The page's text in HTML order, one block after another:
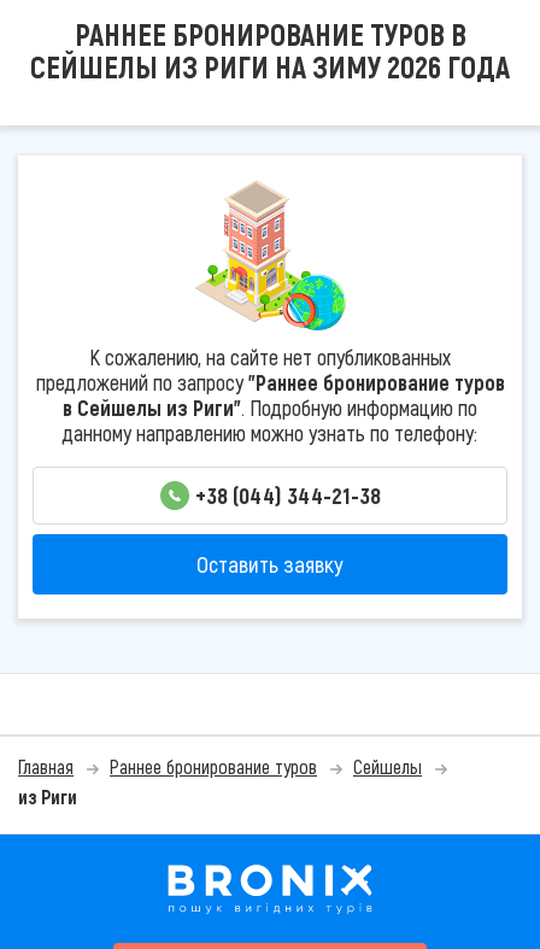
РАННЕЕ БРОНИРОВАНИЕ ТУРОВ В
СЕЙШЕЛЫ ИЗ РИГИ НА ЗИМУ 2026 ГОДА
К сожалению, на сайте нет опубликованных
предложений по запросу"Раннее бронирование туров
в Сейшелы из Риги". Подробную информацию по
данному направлению можно узнать по телефону:
+38 (044) 344-21-38
Оставить заявку
Главная Раннее бронирование туров
Сейшелы
из Риги